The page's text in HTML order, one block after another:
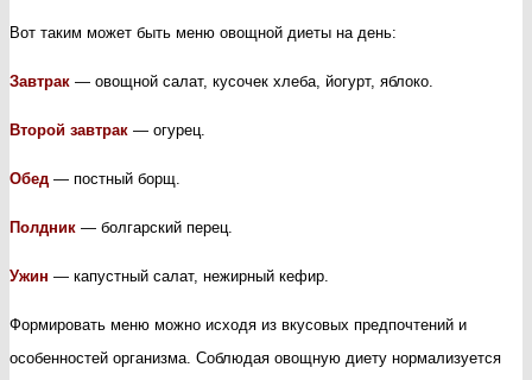
Вот таким может быть меню овощной диеты на день:
Завтрак — овощной салат, кусочек хлеба, йогурт, яблоко.
Второй завтрак — огурец.
Обед — постный борщ.
Полдник — болгарский перец.
Ужин — капустный салат, нежирный кефир.
Формировать меню можно исходя из вкусовых предпочтений и
особенностей организма. Соблюдая овощную диету нормализуется